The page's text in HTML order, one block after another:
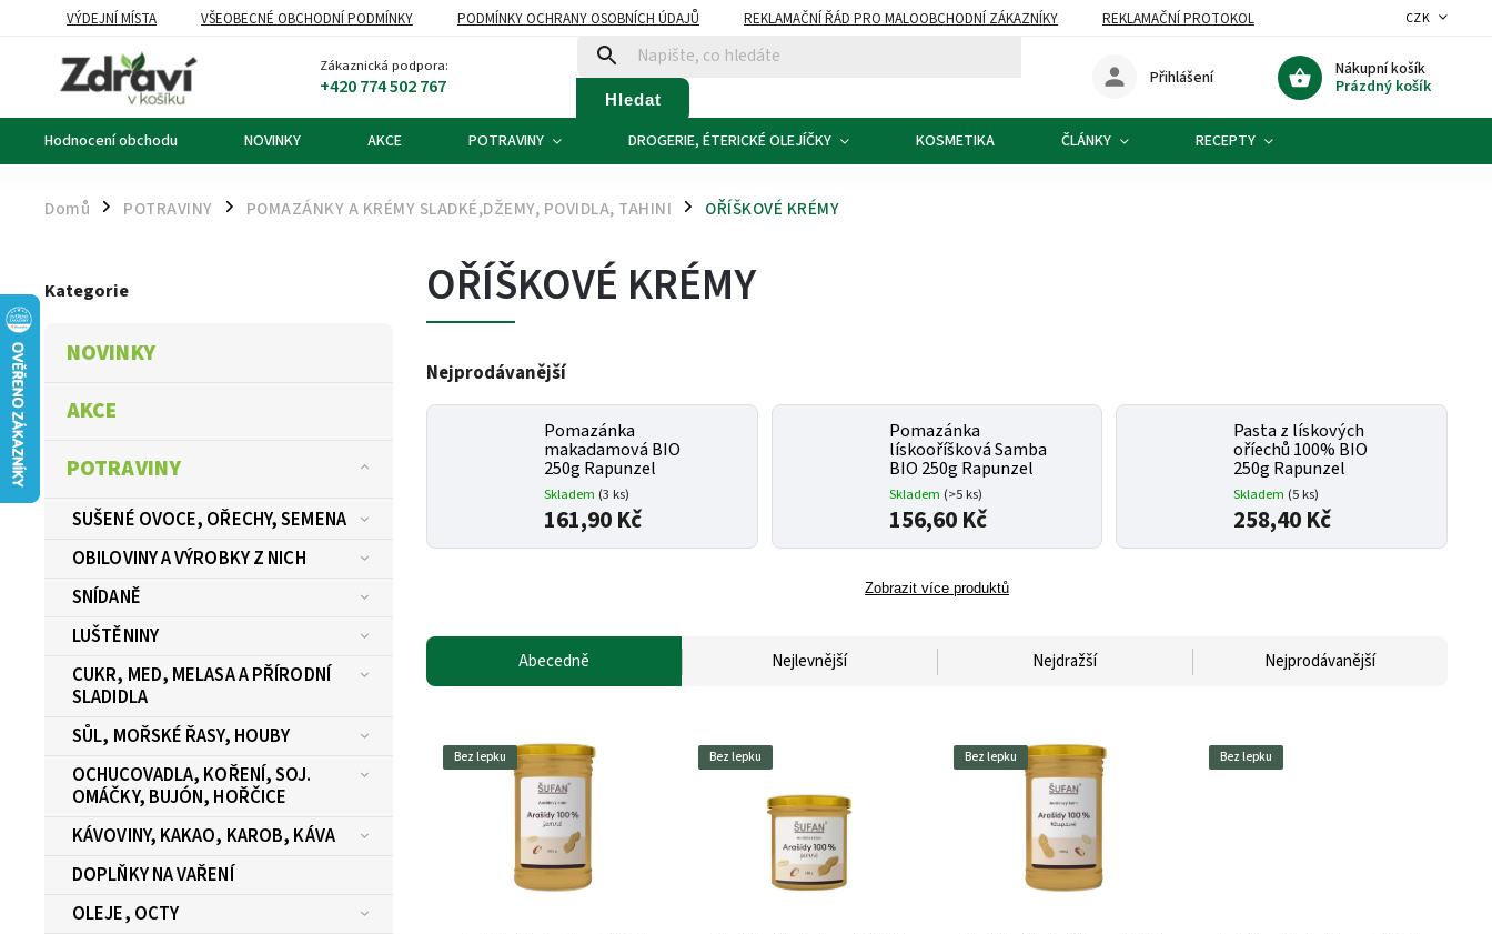
VÝDEJNÍ MÍSTA VŠEOBECNÉ OBCHODNÍ PODMÍNKY PODMÍNKY OCHRANY OSOBNÍCH ÚDAJŮ REKLAMAČNÍ ŘÁD PRO MALOOBCHODNÍ ZÁKAZNÍKY
REKLAMAČNÍ PROTOKOL
OZNÁMENÍ O ODSTOUPENÍ OD KUPNÍ SMLOUVY
KONTAKTY
CZK
Zákaznická podpora:
+420 774 502 767 Hledat
Nákupní košík
Prázdný košík
Přihlášení
Hodnocení obchodu NOVINKY AKCE POTRAVINY DROGERIE, ÉTERICKÉ OLEJÍČKY KOSMETIKA ČLÁNKY RECEPTY
Domů / POTRAVINY / POMAZÁNKY A KRÉMY SLADKÉ,DŽEMY, POVIDLA, TAHINI / OŘÍŠKOVÉ KRÉMY
Kategorie
NOVINKY
AKCE
POTRAVINY
SUŠENÉ OVOCE, OŘECHY, SEMENA
OBILOVINY A VÝROBKY Z NICH
SNÍDANĚ
LUŠTĚNINY
CUKR, MED, MELASA A PŘÍRODNÍ
SLADIDLA
SŮL, MOŘSKÉ ŘASY, HOUBY
OCHUCOVADLA, KOŘENÍ, SOJ.
OMÁČKY, BUJÓN, HOŘČICE
KÁVOVINY, KAKAO, KAROB, KÁVA
DOPLŇKY NA VAŘENÍ
OLEJE, OCTY
OŘÍŠKOVÉ KRÉMY
Nejprodávanější
Pomazánka
makadamová BIO
250g Rapunzel
Skladem (3 ks)
161,90 Kč
Pomazánka
lískooříšková Samba
BIO 250g Rapunzel
Skladem (>5 ks)
156,60 Kč
Pasta z lískových
oříechů 100% BIO
250g Rapunzel
Skladem (5 ks)
258,40 Kč
Zobrazit více produktů
Abecedně Nejlevnější Nejdražší Nejprodávanější
Bez lepku Bez lepku Bez lepku Bez lepku